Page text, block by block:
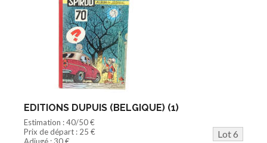
EDITIONS DUPUIS (BELGIQUE) (1)
Estimation : 40/50 €
Prix de départ : 25 €
Lot 6
Adjugé : 30 €